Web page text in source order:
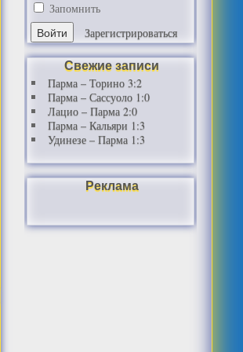
Запомнить
Зарегистрироваться
Свежие записи
Парма – Торино 3:2
Парма – Сассуоло 1:0
Лацио – Парма 2:0
Парма – Кальяри 1:3
Удинезе – Парма 1:3
Реклама